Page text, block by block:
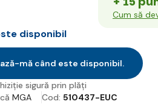
Cum să
disponibil
mă când este disponibil.
sigură prin plăți
MGA Cod: 510437-EUC